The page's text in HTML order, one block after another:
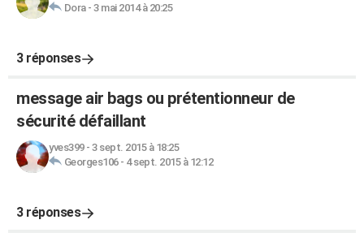
Dora- 3 mai 2014 à 20:25
3 réponses
message air bags ou prétentionneur de
sécurité défaillant
yves399- 3 sept. 2015 à 18:25
Georges106- 4 sept. 2015 à 12:12
3 réponses